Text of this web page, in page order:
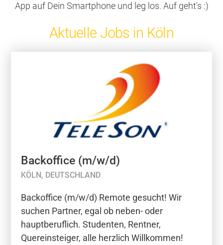
App auf Dein Smartphone und leg los. Auf geht's :)
Aktuelle Jobs in Köln
Backoffice (m/w/d)
KÖLN, DEUTSCHLAND
Backoffice (m/w/d) Remote gesucht! Wir
suchen Partner, egal ob neben- oder
hauptberuflich. Studenten, Rentner,
Quereinsteiger, alle herzlich Willkommen!